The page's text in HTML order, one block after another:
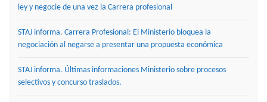
ley y negocie de una vez la Carrera profesional
STAJ informa. Carrera Profesional: El Ministerio bloquea la
negociación al negarse a presentar una propuesta económica
STAJ informa. Últimas informaciones Ministerio sobre procesos
selectivos y concurso traslados.